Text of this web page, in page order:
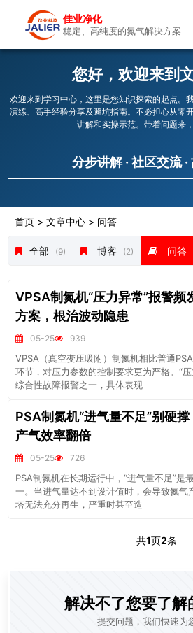
佳业净化
稳定、高纯度的氮气解决方案
您好，欢迎来到
欢迎来到学习中心，这里是您知识探索的起点。
演练、高手经验分享及避坑指南。不必担心从零
讲解和实操示范。带着问题来
分步讲解 · 社区交流
首页 >文章中心 > 问答
全部 (9) 博客 (2) 问答
VPSA制氮机“压力异常”报警频
方案，根治波动隐患
05-25 939
VPSA（真空变压吸附）制氮机相比普通
环节，对压力参数的控制要求更为严格。“
综合性故障报警之一，具体表现
PSA制氮机“进气量不足”别硬撑
产气效率翻倍
05-25 726
PSA制氮机在长期运行中，“进气量不足”是
一。当进气量达不到设计值时，会导致氮气
塔无法充分再生，严重时甚至造
共1页2条
解决不了您要了解
提交问题，我们快速为